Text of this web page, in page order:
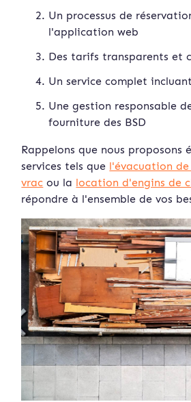
Un processus de
l'application web
Des tarifs transparents et
Un service complet
Une gestion responsable
fourniture des BSD
Rappelons que nous proposons
services tels que l'évacuation
vrac ou la location d'engins de
répondre à l'ensemble de vos